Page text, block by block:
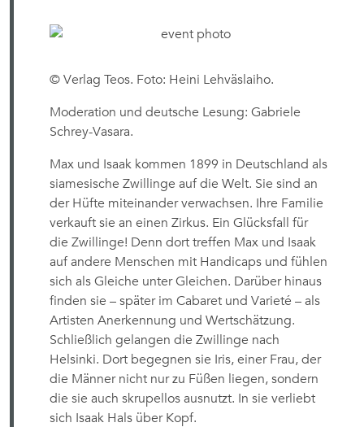
© Verlag Teos. Foto: Heini Lehväslaiho.
Moderation und deutsche Lesung: Gabriele
Schrey-Vasara.
Max und Isaak kommen 1899 in Deutschland als
siamesische Zwillinge auf die Welt. Sie sind an
der Hüfte miteinander verwachsen. Ihre Familie
verkauft sie an einen Zirkus. Ein Glücksfall für
die Zwillinge! Denn dort treffen Max und Isaak
auf andere Menschen mit Handicaps und fühlen
sich als Gleiche unter Gleichen. Darüber hinaus
finden sie – später im Cabaret und Varieté – als
Artisten Anerkennung und Wertschätzung.
Schließlich gelangen die Zwillinge nach
Helsinki. Dort begegnen sie Iris, einer Frau, der
die Männer nicht nur zu Füßen liegen, sondern
die sie auch skrupellos ausnutzt. In sie verliebt
sich Isaak Hals über Kopf.